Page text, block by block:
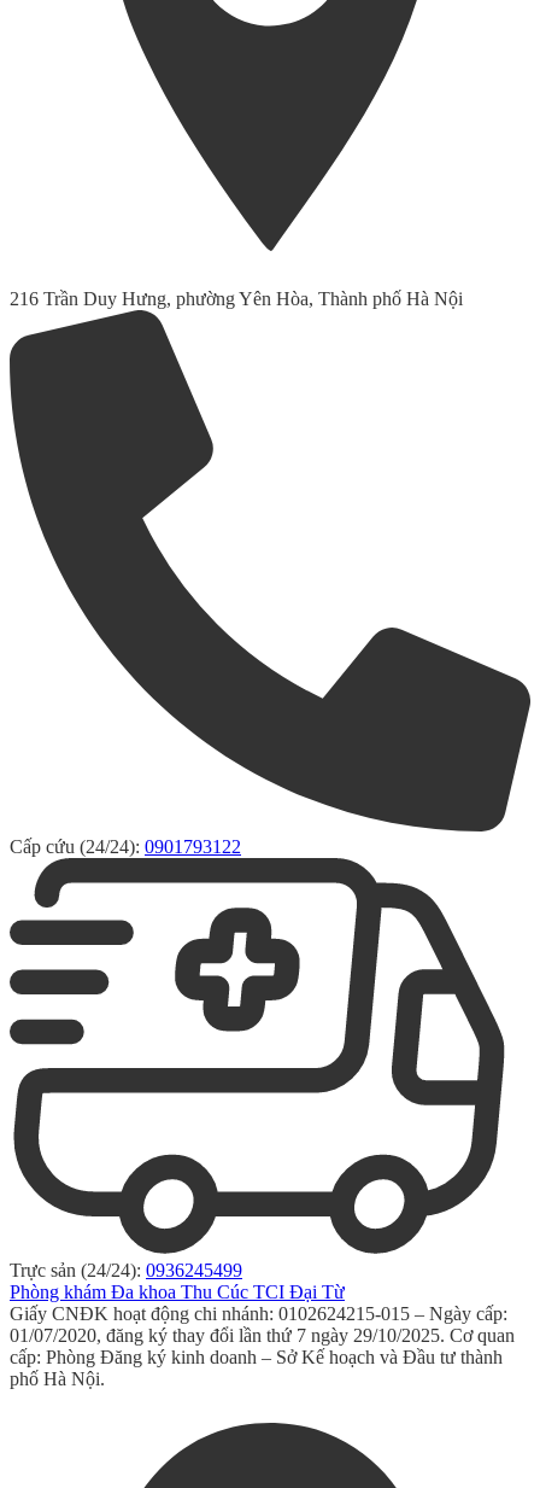
216 Trần Duy Hưng, phường Yên Hòa, Thành phố Hà Nội
Cấp cứu (24/24): 0901793122
Trực sản (24/24): 0936245499
Phòng khám Đa khoa Thu Cúc TCI Đại Từ
Giấy CNĐK hoạt động chi nhánh: 0102624215-015 – Ngày cấp:
01/07/2020, đăng ký thay đổi lần thứ 7 ngày 29/10/2025. Cơ quan
cấp: Phòng Đăng ký kinh doanh – Sở Kế hoạch và Đầu tư thành
phố Hà Nội.